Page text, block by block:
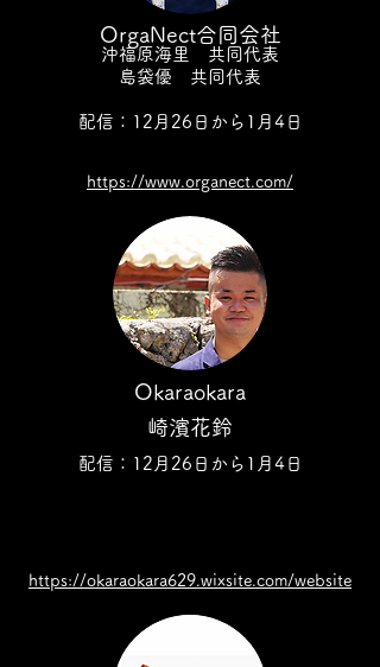
OrgaNect合同会社
沖福原海里 共同代表
島袋優 共同代表
配信：12月26日から1月4日
https://www.organect.com/
Okaraokara
崎濱花鈴
配信：12月 26日から1月4日
https://okaraokara629.wixsite.com/website